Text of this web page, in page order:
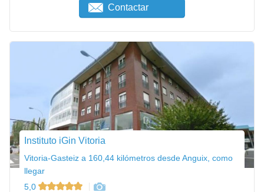
Contactar
Instituto iGin Vitoria
Vitoria-Gasteiz a 160,44 kilómetros desde Anguix, como
llegar
5,0